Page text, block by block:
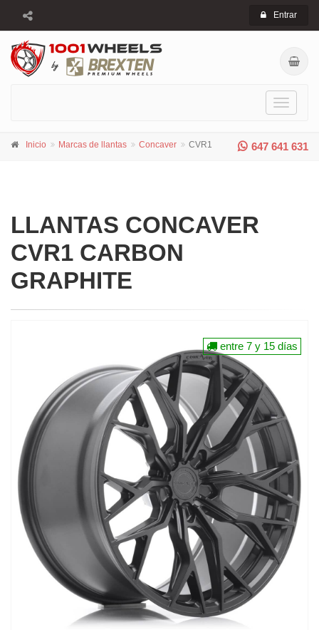
Entrar
Toggle
647 641 631
Inicio Marcas de llantas Concaver CVR1
LLANTAS CONCAVER
CVR1 CARBON
GRAPHITE
entre 7 y 15 días